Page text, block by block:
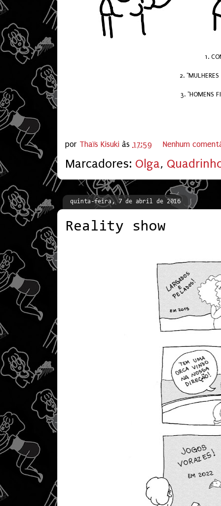
1.
2.
3. "HOMENS
por Thaïs Kisuki às 17:59 Nenhum
Marcadores: Olga,
quinta-feira, 7 de abril de 2016
Reality show